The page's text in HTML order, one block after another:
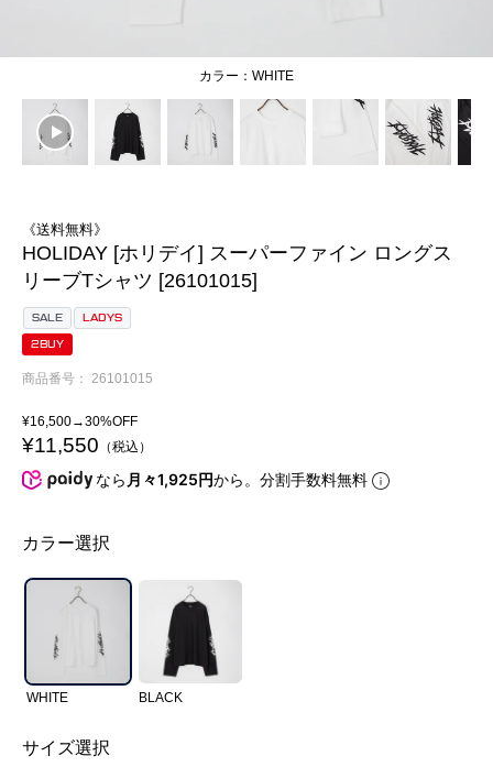
WHITE
《送料無料》
HOLIDAY [ホリデイ] スーパーファイン ロングス
リーブTシャツ [26101015]
SALE LADYS
2BUY
商品番号 26101015
¥16,500→30%OFF
¥11,550 税込
なら 月々1,925円から。分割手数料無料
カラー選択
WHITE BLACK
サイズ選択